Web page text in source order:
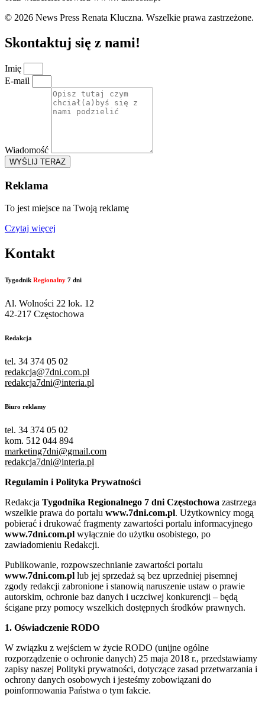
© 2026 News Press Renata Kluczna. Wszelkie prawa zastrzeżone.
Skontaktuj się z nami!
Imię
E-mail
Wiadomość
WYŚLIJ TERAZ
Reklama
To jest miejsce na Twoją reklamę
Czytaj więcej
Kontakt
Tygodnik Regionalny 7 dni
Al. Wolności 22 lok. 12
42-217 Częstochowa
Redakcja
tel. 34 374 05 02
redakcja@7dni.com.pl
redakcja7dni@interia.pl
Biuro reklamy
tel. 34 374 05 02
kom. 512 044 894
marketing7dni@gmail.com
redakcja7dni@interia.pl
Regulamin i Polityka Prywatności
Redakcja Tygodnika Regionalnego 7 dni Częstochowa zastrzega
wszelkie prawa do portalu www.7dni.com.pl. Użytkownicy mogą
pobierać i drukować fragmenty zawartości portalu informacyjnego
www.7dni.com.pl wyłącznie do użytku osobistego, po
zawiadomieniu Redakcji.
Publikowanie, rozpowszechnianie zawartości portalu
www.7dni.com.pl lub jej sprzedaż są bez uprzedniej pisemnej
zgody redakcji zabronione i stanowią naruszenie ustaw o prawie
autorskim, ochronie baz danych i uczciwej konkurencji – będą
ścigane przy pomocy wszelkich dostępnych środków prawnych.
1. Oświadczenie RODO
W związku z wejściem w życie RODO (unijne ogólne
rozporządzenie o ochronie danych) 25 maja 2018 r., przedstawiamy
zapisy naszej Polityki prywatności, dotyczące zasad przetwarzania i
ochrony danych osobowych i jesteśmy zobowiązani do
poinformowania Państwa o tym fakcie.